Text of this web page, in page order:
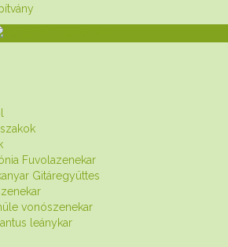
Fuvolazenekar
Gitáregyüttes
vonószenekar
leánykar